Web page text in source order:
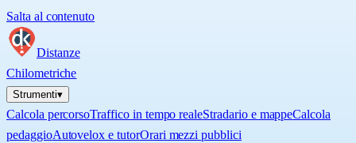
Salta al contenuto
Distanze
Chilometriche
Strumenti▾
Calcola percorsoTraffico in tempo realeStradario e mappeCalcola
pedaggioAutovelox e tutorOrari mezzi pubblici